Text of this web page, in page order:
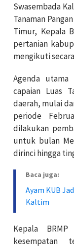
Swasembada
Tanaman
Timur, Kepala
pertanian
mengikuti
Agenda utama
capaian Luas
daerah, mulai
periode
dilakukan
untuk bulan
dirinci hingga
Baca juga:
Ayam KUB
Kaltim
Kepala
kesempatan